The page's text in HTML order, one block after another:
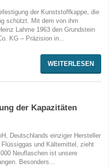
der Kunststoffkappe, die
schützt. Mit dem von ihm
Lahme 1963 den Grundstein
KG – Präzision in...
WEITERLESEN
der Kapazitäten
Deutschlands einziger Hersteller
und Kältemittel, zieht
Neuflaschen ist unsere
Besonders...